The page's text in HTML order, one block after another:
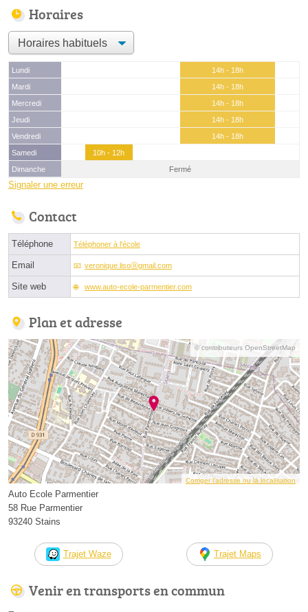
Horaires
Lundi
14h - 18h
Mardi
14h - 18h
Mercredi
14h - 18h
Jeudi
14h - 18h
Vendredi
14h - 18h
Samedi
10h - 12h
Dimanche
Fermé
Signaler une erreur
Contact
Téléphone Téléphoner à l'école
Email veronique.lisoⓐgmail.com
Site web www.auto-ecole-parmentier.com
Plan et adresse
© contributeurs OpenStreetMap
Corriger l’adresse ou la localisation
Auto Ecole Parmentier
58 Rue Parmentier
93240 Stains
Trajet Waze Trajet Maps
Venir en transports en commun